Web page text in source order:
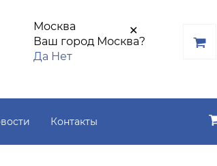
Москва
✕
Ваш город Москва?
Да Нет
Контакты